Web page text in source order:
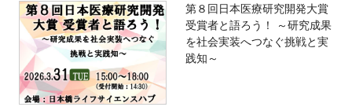
第８回日本医療研究開発大賞
受賞者と語ろう！ ～研究成果
を社会実装へつなぐ挑戦と実
践知～